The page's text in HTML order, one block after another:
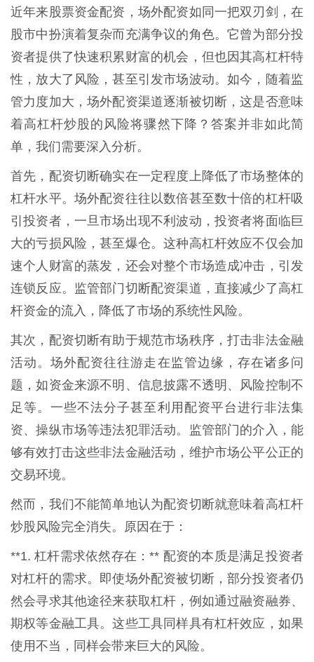
近年来股票资金配资，场外配资如同一把双刃剑，在
股市中扮演着复杂而充满争议的角色。它曾为部分投
资者提供了快速积累财富的机会，但也因其高杠杆特
性，放大了风险，甚至引发市场波动。如今，随着监
管力度加大，场外配资渠道逐渐被切断，这是否意味
着高杠杆炒股的风险将骤然下降？答案并非如此简
单，我们需要深入分析。
首先，配资切断确实在一定程度上降低了市场整体的
杠杆水平。场外配资往往以数倍甚至数十倍的杠杆吸
引投资者，一旦市场出现不利波动，投资者将面临巨
大的亏损风险，甚至爆仓。这种高杠杆效应不仅会加
速个人财富的蒸发，还会对整个市场造成冲击，引发
连锁反应。监管部门切断配资渠道，直接减少了高杠
杆资金的流入，降低了市场的系统性风险。
其次，配资切断有助于规范市场秩序，打击非法金融
活动。场外配资往往游走在监管边缘，存在诸多问
题，如资金来源不明、信息披露不透明、风险控制不
足等。一些不法分子甚至利用配资平台进行非法集
资、操纵市场等违法犯罪活动。监管部门的介入，能
够有效打击这些非法金融活动，维护市场公平公正的
交易环境。
然而，我们不能简单地认为配资切断就意味着高杠杆
炒股风险完全消失。原因在于：
**1. 杠杆需求依然存在：** 配资的本质是满足投资者
对杠杆的需求。即使场外配资被切断，部分投资者仍
然会寻求其他途径来获取杠杆，例如通过融资融券、
期权等金融工具。这些工具同样具有杠杆效应，如果
使用不当，同样会带来巨大的风险。